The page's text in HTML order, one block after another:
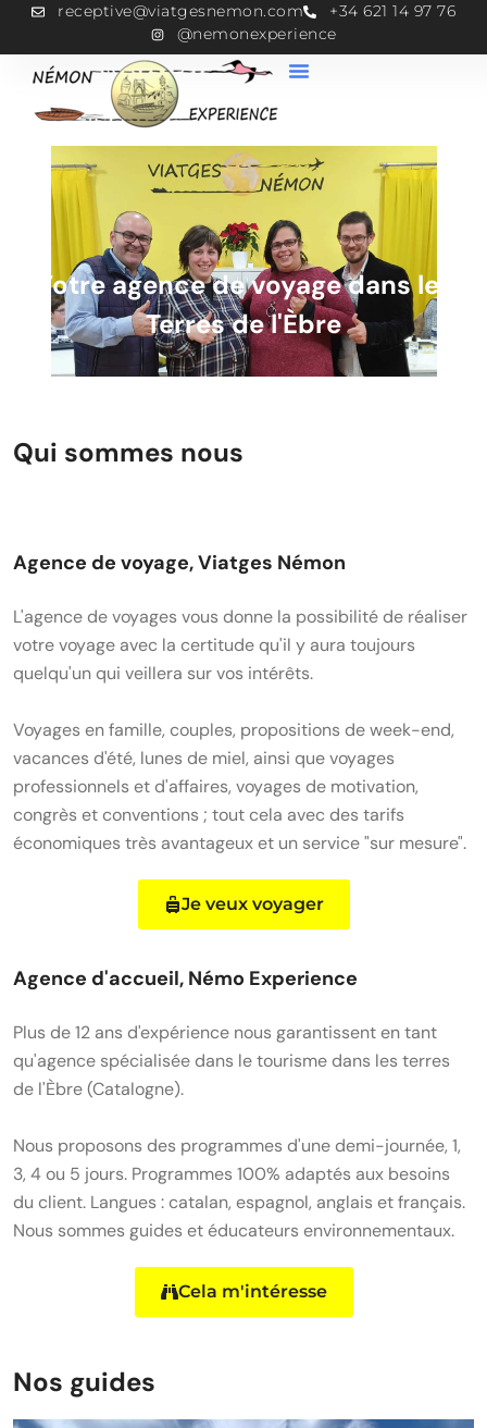
receptive@viatgesnemon.com
+34 621 14 97 76
@nemonexperience
Votre agence de voyage dans les
Terres de l'Èbre
Qui sommes nous
Agence de voyage, Viatges Némon
L'agence de voyages vous donne la possibilité de réaliser
votre voyage avec la certitude qu'il y aura toujours
quelqu'un qui veillera sur vos intérêts.
Voyages en famille, couples, propositions de week-end,
vacances d'été, lunes de miel, ainsi que voyages
professionnels et d'affaires, voyages de motivation,
congrès et conventions ; tout cela avec des tarifs
économiques très avantageux et un service "sur mesure".
Je veux voyager
Agence d'accueil, Némo Experience
Plus de 12 ans d'expérience nous garantissent en tant
qu'agence spécialisée dans le tourisme dans les terres
de l'Èbre (Catalogne).
Nous proposons des programmes d'une demi-journée, 1,
3, 4 ou 5 jours. Programmes 100% adaptés aux besoins
du client. Langues : catalan, espagnol, anglais et français.
Nous sommes guides et éducateurs environnementaux.
Cela m'intéresse
Nos guides